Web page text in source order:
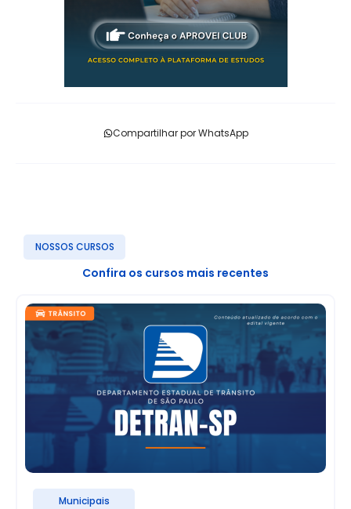
Compartilhar por WhatsApp
NOSSOS CURSOS
Confira os cursos mais recentes
Municipais